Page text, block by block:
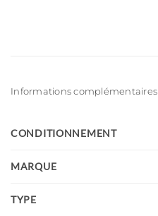
Informations complémentaires
CONDITIONNEMENT
MARQUE
TYPE